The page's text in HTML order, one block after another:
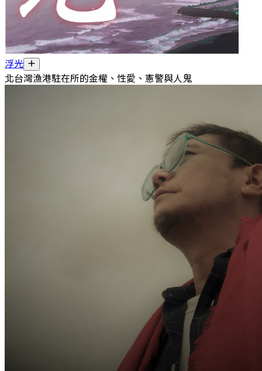
浮光
北台灣漁港駐在所的金權、性愛、憲警與人鬼